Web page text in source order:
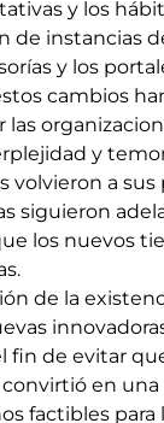
y los
de instancias
y los
cambios
y
volvieron a sus
siguieron
los nuevos
de la
fin de evitar
convirtió en
factibles para